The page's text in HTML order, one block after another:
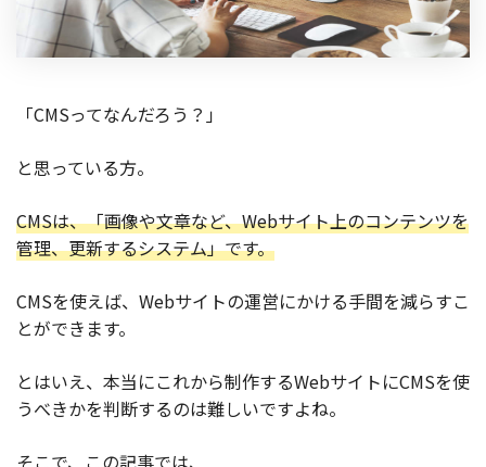
EC運用支援
継続的に結果を出し続けるECサイトへ
ライセンス契約
内製化支援
補助金活用支援
お役立ち記事
03-6432-0346
電話受付：平日 10:00~17:00
「CMSってなんだろう？」
と思っている方。
CMSは、「画像や文章など、Webサイト上のコンテンツを
管理、更新するシステム」です。
CMSを使えば、Webサイトの運営にかける手間を減らすこ
とができます。
とはいえ、本当にこれから制作するWebサイトにCMSを使
うべきかを判断するのは難しいですよね。